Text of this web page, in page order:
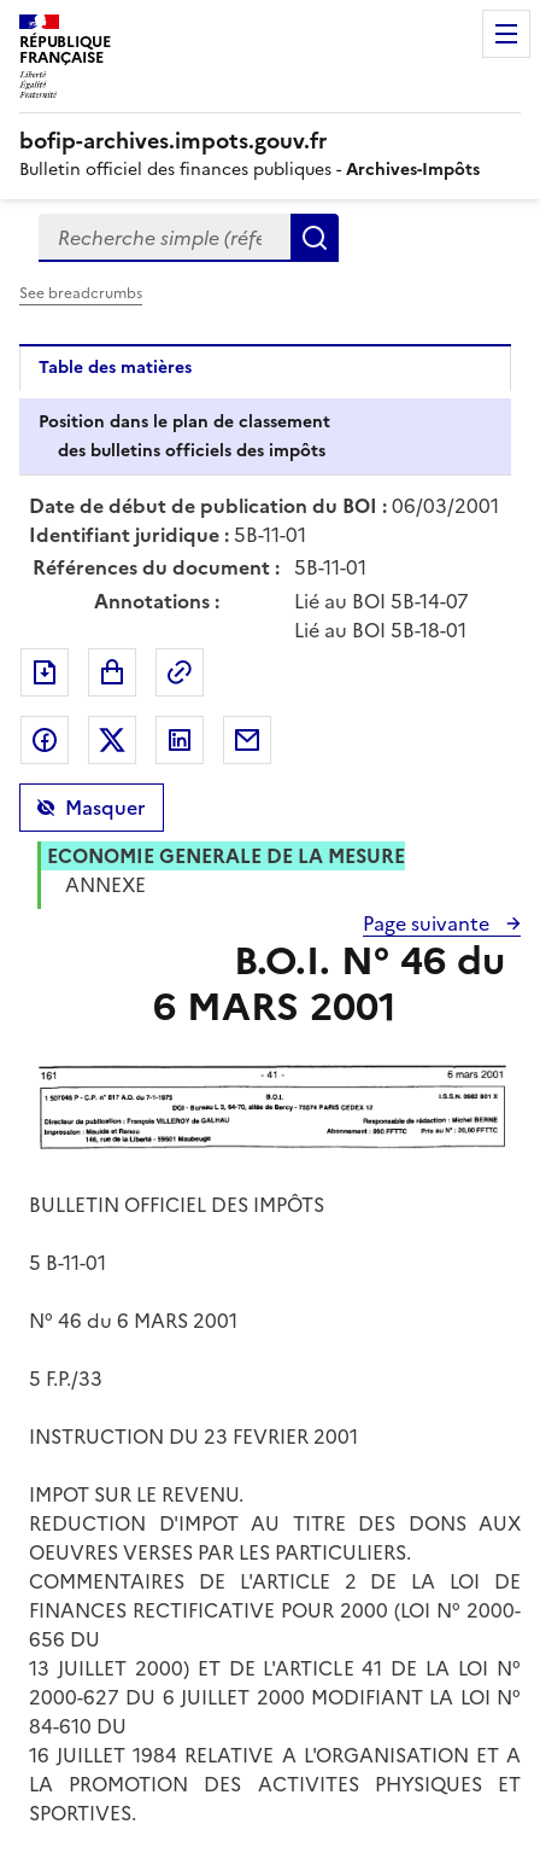
RÉPUBLIQUE
FRANÇAISE
bofip-archives.impots.gouv.fr
Bulletin officiel des finances publiques -Archives-Impôts
Formulaire
de
recherche
Recherche simple (références, mots clés, partie du
See breadcrumbs
Table des matières
Position dans le plan de classement
des bulletins officiels des impôts
Date de début de publication du BOI :06/03/2001
Identifiant juridique : 5B-11-01
Références du document : 5B-11-01
Annotations :
Lié au BOI 5B-14-07
Lié au BOI 5B-18-01
Exporter le document au format pdf
Partager sur Facebook
Partager sur Twitter
Partager sur LinkedIn
Masquer
ECONOMIE GENERALE DE LA MESURE
ANNEXE
Page suivante
B.O.I. N° 46 du
6 MARS 2001
BULLETIN OFFICIEL DES IMPÔTS
5 B-11-01
N° 46 du 6 MARS 2001
5 F.P./33
INSTRUCTION DU 23 FEVRIER 2001
IMPOT SUR LE REVENU.
REDUCTION D'IMPOT AU TITRE DES DONS AUX
OEUVRES VERSES PAR LES PARTICULIERS.
COMMENTAIRES DE L'ARTICLE 2 DE LA LOI DE
FINANCES RECTIFICATIVE POUR 2000 (LOI N° 2000-
656 DU
13 JUILLET 2000) ET DE L'ARTICLE 41 DE LA LOI N°
2000-627 DU 6 JUILLET 2000 MODIFIANT LA LOI N°
84-610 DU
16 JUILLET 1984 RELATIVE A L'ORGANISATION ET A
LA PROMOTION DES ACTIVITES PHYSIQUES ET
SPORTIVES.